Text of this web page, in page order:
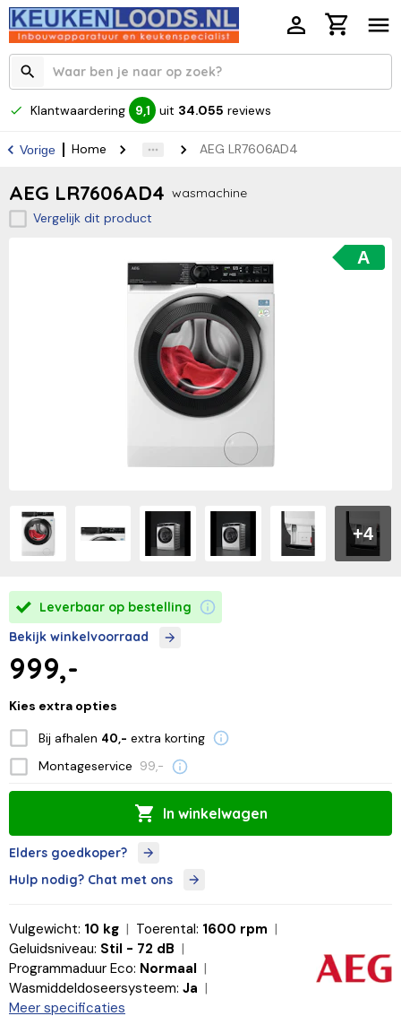
Klantwaardering 9,1 uit 34.055 reviews
Vorige Home AEG LR7606AD4
AEG LR7606AD4 wasmachine
Vergelijk dit product
+4
A
Leverbaar op bestelling
Bekijk winkelvoorraad
999,-
Kies extra opties
Bij afhalen 40,- extra korting
Montageservice 99,-
In winkelwagen
Elders goedkoper?
Hulp nodig? Chat met ons
Vulgewicht: 10 kg Toerental: 1600 rpm
Geluidsniveau: Stil - 72 dB
Programmaduur Eco: Normaal
Wasmiddeldoseersysteem: Ja
Meer specificaties